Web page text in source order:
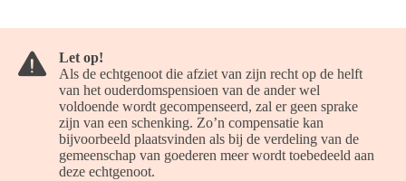
Let op!
Als de echtgenoot die afziet van zijn recht op de helft
van het ouderdomspensioen van de ander wel
voldoende wordt gecompenseerd, zal er geen sprake
zijn van een schenking. Zo’n compensatie kan
bijvoorbeeld plaatsvinden als bij de verdeling van de
gemeenschap van goederen meer wordt toebedeeld aan
deze echtgenoot.